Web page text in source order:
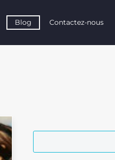
Blog Contactez-nous